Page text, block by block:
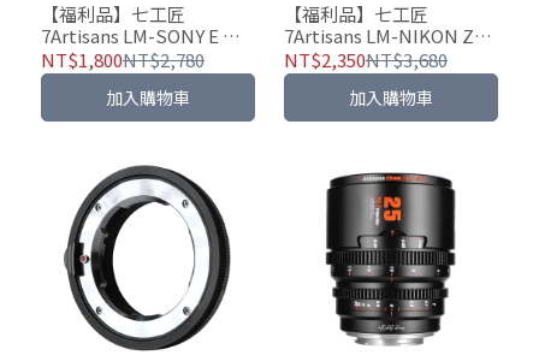
【福利品】七工匠
7Artisans LM-SONY E 微
距轉接環 - Leica M鏡頭 轉
SONY E 相機
NT$1,800NT$2,780
加入購物車
【福利品】七工匠
7Artisans LM-NIKON Z微
距轉接環 - Leica M鏡頭 轉
NIKON Z相機
NT$2,350NT$3,680
加入購物車